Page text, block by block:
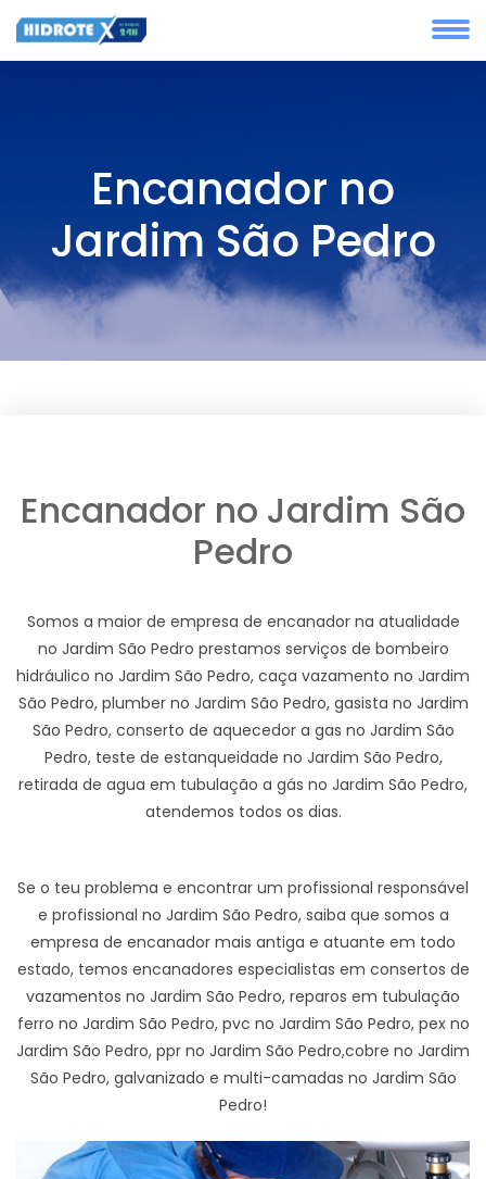
Encanador no
Jardim São Pedro
Encanador no Jardim São
Pedro
Somos a maior de empresa de encanador na atualidade
no Jardim São Pedro prestamos serviços de bombeiro
hidráulico no Jardim São Pedro, caça vazamento no Jardim
São Pedro, plumber no Jardim São Pedro, gasista no Jardim
São Pedro, conserto de aquecedor a gas no Jardim São
Pedro, teste de estanqueidade no Jardim São Pedro,
retirada de agua em tubulação a gás no Jardim São Pedro,
atendemos todos os dias.
Se o teu problema e encontrar um profissional responsável
e profissional no Jardim São Pedro, saiba que somos a
empresa de encanador mais antiga e atuante em todo
estado, temos encanadores especialistas em consertos de
vazamentos no Jardim São Pedro, reparos em tubulação
ferro no Jardim São Pedro, pvc no Jardim São Pedro, pex no
Jardim São Pedro, ppr no Jardim São Pedro,cobre no Jardim
São Pedro, galvanizado e multi-camadas no Jardim São
Pedro!